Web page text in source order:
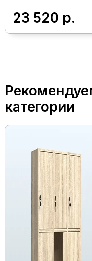
23 520 р.
категории